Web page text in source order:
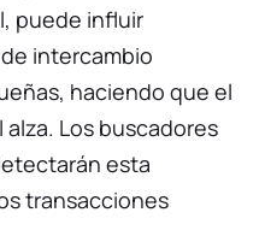
puede influir
intercambio
haciendo que el
alza. Los buscadores
esta
transacciones